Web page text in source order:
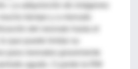
La adquisición de imágenes
para neonatos gravemente
agudo. Cuando la RM